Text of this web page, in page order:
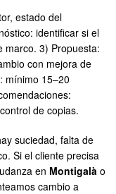
estado del
identificar si el
marco. 3) Propuesta:
con mejora de
mínimo 15–20
de copias.
suciedad, falta de
Si el cliente precisa
en Montigalà o
cambio a